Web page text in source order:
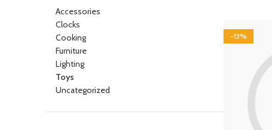
Accessories
Clocks
Cooking
Furniture
Lighting
Toys
Uncategorized
-13%